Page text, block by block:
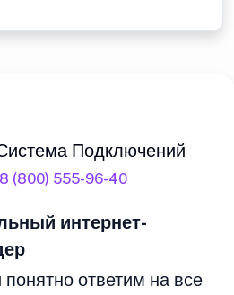
Подключений
8 (800) 555-96-40
интернет-
понятно ответим на все